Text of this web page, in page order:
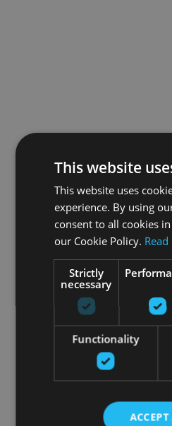
This website
This website uses
experience. By using
consent to all cookies
our Cookie Policy.
Strictly
necessary
Functionality